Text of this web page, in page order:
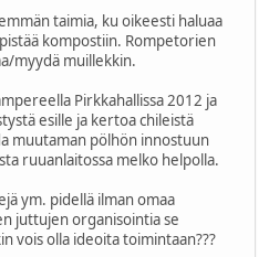
taimia, ku oikeesti haluaa
kompostiin. Rompetorien
myydä muillekkin.
Pirkkahallissa 2012 ja
esille ja kertoa chileistä
muutaman pölhön innostuun
ruuanlaitossa melko helpolla.
ym. pidellä ilman omaa
juttujen organisointia se
vois olla ideoita toimintaan???